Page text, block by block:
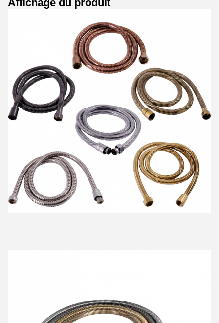
Affichage du produit